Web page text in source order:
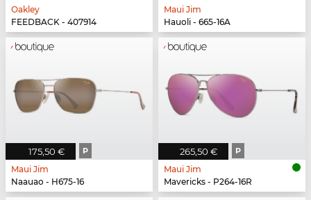
Oakley
FEEDBACK - 407914
Maui Jim
Hauoli - 665-16A
175,50 € P
Maui Jim
Naauao - H675-16
265,50 € P
Maui Jim
Mavericks - P264-16R